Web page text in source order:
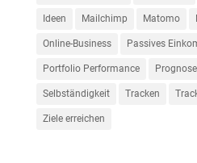
Ideen Mailchimp Matomo
Online-Business Passives
Portfolio Performance
Selbständigkeit Tracken
Ziele erreichen